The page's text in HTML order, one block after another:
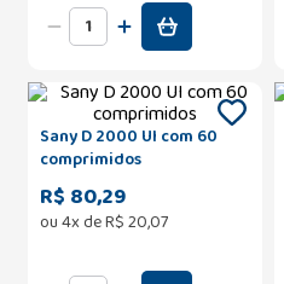
Sany D 2000 UI com 60
comprimidos
R$ 80,29
ou4x deR$20,07